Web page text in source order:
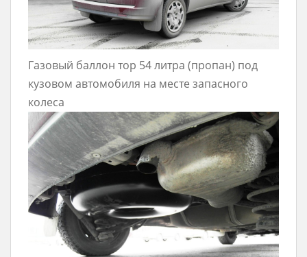
Газовый баллон тор 54 литра (пропан) под
кузовом автомобиля на месте запасного
колеса